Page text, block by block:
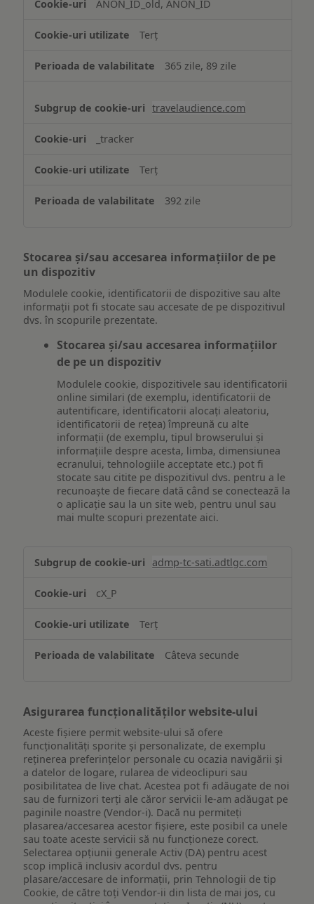
ANON_ID_old, ANON_ID
Terț
365 zile, 89 zile
travelaudience.com
_tracker
Terț
392 zile
Stocarea și/sau accesarea informațiilor de pe
un dispozitiv
Modulele cookie, identificatorii de dispozitive sau alte
informații pot fi stocate sau accesate de pe dispozitivul
dvs. în scopurile prezentate.
Stocarea și/sau accesarea informațiilor
de pe un dispozitiv
Modulele cookie, dispozitivele sau identificatorii
online similari (de exemplu, identificatorii de
autentificare, identificatorii alocați aleatoriu,
identificatorii de rețea) împreună cu alte
informații (de exemplu, tipul browserului și
informațiile despre acesta, limba, dimensiunea
ecranului, tehnologiile acceptate etc.) pot fi
stocate sau citite pe dispozitivul dvs. pentru a le
recunoaște de fiecare dată când se conectează la
o aplicație sau la un site web, pentru unul sau
mai multe scopuri prezentate aici.
și/sau
informațiilor
pe
dispozitiv
admp-tc-sati.adtlgc.com
cX_P
Terț
Câteva secunde
Asigurarea funcționalităților website-ului
Aceste fișiere permit website-ului să ofere
funcționalități sporite și personalizate, de exemplu
reţinerea preferinţelor personale cu ocazia navigării și
a datelor de logare, rularea de videoclipuri sau
posibilitatea de live chat. Acestea pot fi adăugate de noi
sau de furnizori terți ale căror servicii le-am adăugat pe
paginile noastre (Vendor-i). Dacă nu permiteți
plasarea/accesarea acestor fișiere, este posibil ca unele
sau toate aceste servicii să nu funcționeze corect.
Selectarea opțiunii generale Activ (DA) pentru acest
scop implică inclusiv acordul dvs. pentru
plasare/accesare de informații, prin Tehnologii de tip
Cookie, de către toți Vendor-ii din lista de mai jos, cu